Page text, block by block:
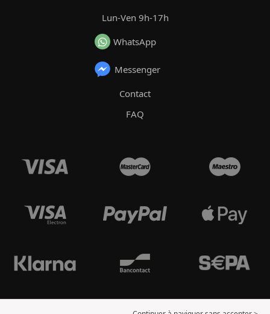
Lun-Ven 9h-17h
WhatsApp
Messenger
Contact
FAQ